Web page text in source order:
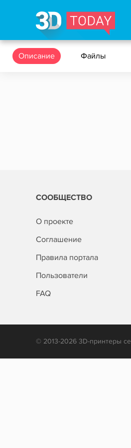
Описание Файлы
СООБЩЕСТВО
О проекте
Соглашение
Правила портала
Пользователи
FAQ
© 2013-2026 3D-принтеры